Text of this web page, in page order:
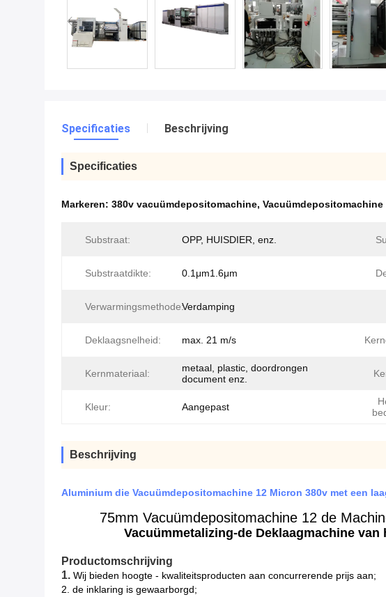
Specificaties Beschrijving
Specificaties
Markeren: 380v vacuümdepositomachine, Vacuümdepositomachine
Substraat: OPP, HUISDIER, enz.
Substraatdikte: 0.1μm1.6μm
Verwarmingsmethode:Verdamping
Deklaagsnelheid: max. 21 m/s
Kernmateriaal:
metaal, plastic, doordrongen
document enz.
Kleur: Aangepast
Beschrijving
Aluminium die Vacuümdepositomachine 12 Micron 380v met een
75mm Vacuümdepositomachine 12 de
Vacuümmetalizing-de Deklaagmachine
Productomschrijving
1. Wij bieden hoogte - kwaliteitsproducten aan concurrerende prijs aan;
2. de inklaring is gewaarborgd;